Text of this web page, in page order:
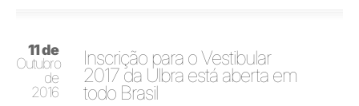
11 de
Outubro
de
2016
Inscrição para o Vestibular
2017 da Ulbra está aberta em
todo Brasil